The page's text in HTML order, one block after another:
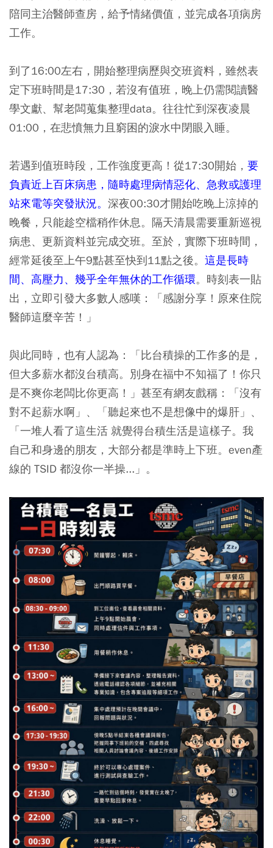
陪同主治醫師查房，給予情緒價值，並完成各項病房
工作。
到了16:00左右，開始整理病歷與交班資料，雖然表
定下班時間是17:30，若沒有值班，晚上仍需閱讀醫
學文獻、幫老闆蒐集整理data。往往忙到深夜凌晨
01:00，在悲憤無力且窮困的淚水中閉眼入睡。
若遇到值班時段，工作強度更高！從17:30開始， 要
負責近上百床病患，隨時處理病情惡化、急救或護理
站來電等突發狀況。 深夜00:30才開始吃晚上涼掉的
晚餐，只能趁空檔稍作休息。隔天清晨需要重新巡視
病患、更新資料並完成交班。至於，實際下班時間，
經常延後至上午9點甚至快到11點之後。 這是長時
間、高壓力、幾乎全年無休的工作循環。時刻表一貼
出，立即引發大多數人感嘆：「感謝分享！原來住院
醫師這麼辛苦！」
與此同時，也有人認為：「比台積操的工作多的是，
但大多薪水都沒台積高。別身在福中不知福了！你只
是不爽你老闆比你更高！」甚至有網友戲稱：「沒有
對不起薪水啊」、「聽起來也不是想像中的爆肝」、
「一堆人看了這生活 就覺得台積生活是這樣子。我
自己和身邊的朋友，大部分都是準時上下班。even產
線的 TSID 都沒你一半操...」。